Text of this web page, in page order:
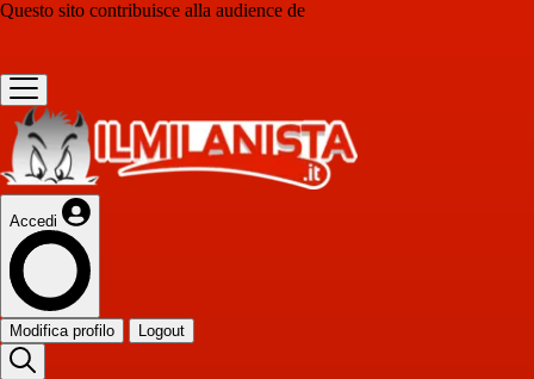
Questo sito contribuisce alla audience de
Accedi
Modifica profilo Logout